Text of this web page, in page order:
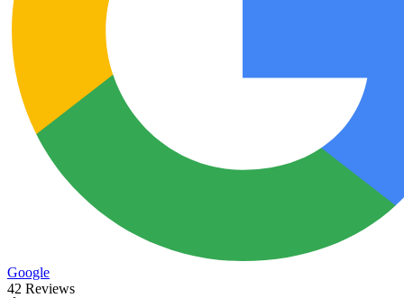
Google
42 Reviews